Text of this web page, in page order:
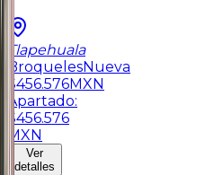
Tlapehuala
BroquelesNueva
$456.576MXN
Apartado:
$456.576
MXN
Ver
detalles